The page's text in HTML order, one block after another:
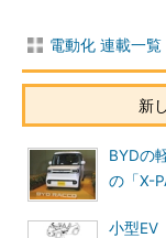
電動化 連載一覧
新
BYDの
の「X-
小型EV